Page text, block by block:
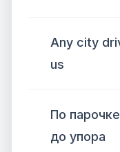
Any city
us
По
до упора